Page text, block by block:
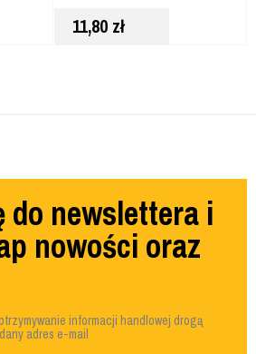
11,80 zł
do newslettera i
nowości oraz
informacji handlowej drogą
adres e-mail